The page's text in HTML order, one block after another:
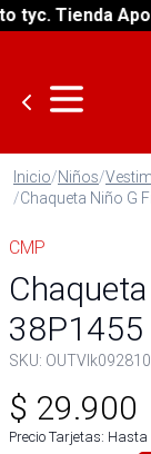
Tienda
Inicio/Niños/
/Chaqueta Niño G
CMP
38P1455
SKU:
$ 29.900
Precio Tarjetas: Hasta